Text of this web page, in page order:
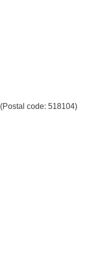
(Postal code: 518104)